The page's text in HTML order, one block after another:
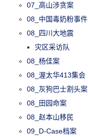
07_高山涉贪案
08_中国毒奶粉事件
08_四川大地震
灾区采访队
08_杨佳案
08_渥太华413集会
08_灰狗巴士割头案
08_田园命案
08_赵本山移民
09_D-Case档案